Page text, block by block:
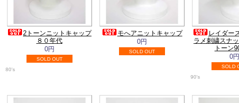
2トーンニットキャップ
８０年代
0円
SOLD OUT
80's
モへアニットキャップ
0円
SOLD OUT
レイダー
ラメ刺繍スナ
トーン
0円
SOLD
90's